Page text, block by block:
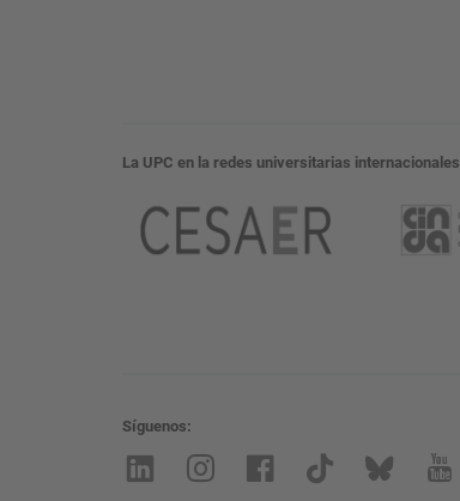
La UPC en la redes universitarias internacionales
Síguenos